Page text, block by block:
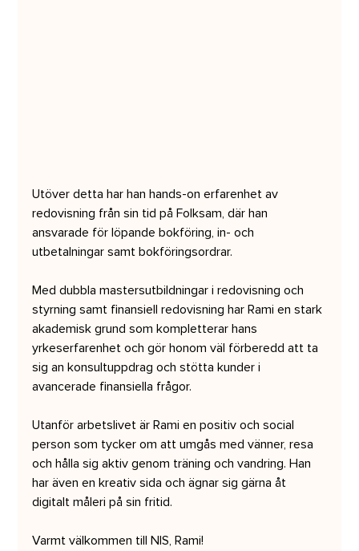
Utöver detta har han hands-on erfarenhet av
redovisning från sin tid på Folksam, där han
ansvarade för löpande bokföring, in- och
utbetalningar samt bokföringsordrar.
Med dubbla mastersutbildningar i redovisning och
styrning samt finansiell redovisning har Rami en stark
akademisk grund som kompletterar hans
yrkeserfarenhet och gör honom väl förberedd att ta
sig an konsultuppdrag och stötta kunder i
avancerade finansiella frågor.
Utanför arbetslivet är Rami en positiv och social
person som tycker om att umgås med vänner, resa
och hålla sig aktiv genom träning och vandring. Han
har även en kreativ sida och ägnar sig gärna åt
digitalt måleri på sin fritid.
Varmt välkommen till NIS, Rami!